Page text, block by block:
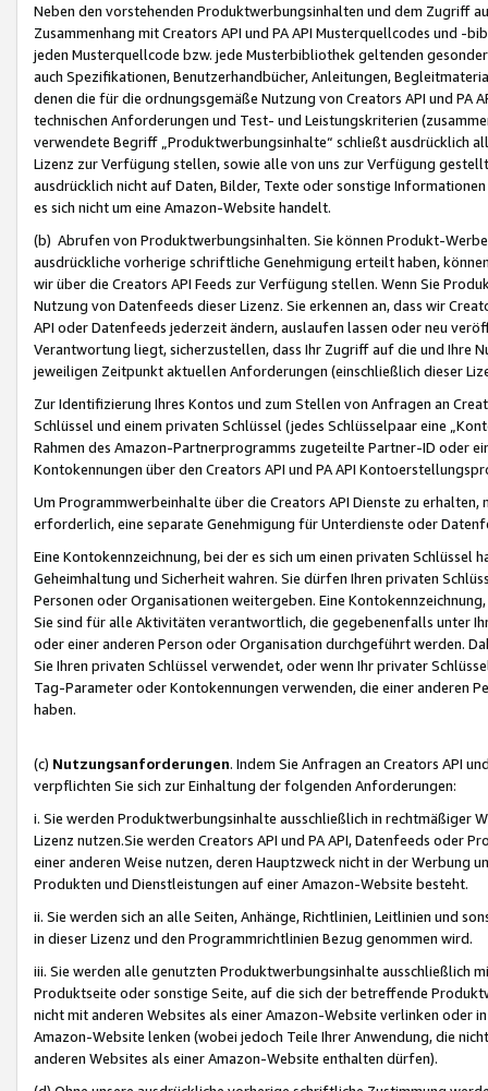
Neben den vorstehenden Produktwerbungsinhalten und dem Zugriff
Zusammenhang mit Creators API und PA API Musterquellcodes und
jeden Musterquellcode bzw. jede Musterbibliothek geltenden
auch Spezifikationen, Benutzerhandbücher, Anleitungen,
denen die für die ordnungsgemäße Nutzung von Creators API und PA
technischen Anforderungen und Test- und Leistungskriterien
verwendete Begriff „Produktwerbungsinhalte“ schließt ausdrücklich
Lizenz zur Verfügung stellen, sowie alle von uns zur Verfügung
ausdrücklich nicht auf Daten, Bilder, Texte oder sonstige
es sich nicht um eine Amazon-Website handelt.
(b) Abrufen von Produktwerbungsinhalten. Sie können Produkt-
ausdrückliche vorherige schriftliche Genehmigung erteilt haben,
wir über die Creators API Feeds zur Verfügung stellen. Wenn Sie
Nutzung von Datenfeeds dieser Lizenz. Sie erkennen an, dass wir
API oder Datenfeeds jederzeit ändern, auslaufen lassen oder neu
Verantwortung liegt, sicherzustellen, dass Ihr Zugriff auf die und Ihre
jeweiligen Zeitpunkt aktuellen Anforderungen (einschließlich dieser
Zur Identifizierung Ihres Kontos und zum Stellen von Anfragen an
Schlüssel und einem privaten Schlüssel (jedes Schlüsselpaar eine
Rahmen des Amazon-Partnerprogramms zugeteilte Partner-ID oder
Kontokennungen über den Creators API und PA API
Um Programmwerbeinhalte über die Creators API Dienste zu
erforderlich, eine separate Genehmigung für Unterdienste oder
Eine Kontokennzeichnung, bei der es sich um einen privaten
Geheimhaltung und Sicherheit wahren. Sie dürfen Ihren privaten
Personen oder Organisationen weitergeben. Eine
Sie sind für alle Aktivitäten verantwortlich, die gegebenenfalls unter
oder einer anderen Person oder Organisation durchgeführt werden.
Sie Ihren privaten Schlüssel verwendet, oder wenn Ihr privater
Tag-Parameter oder Kontokennungen verwenden, die einer anderen
haben.
(c) Nutzungsanforderungen. Indem Sie Anfragen an Creators API
verpflichten Sie sich zur Einhaltung der folgenden Anforderungen:
i. Sie werden Produktwerbungsinhalte ausschließlich in rechtmäßiger
Lizenz nutzen.Sie werden Creators API und PA API, Datenfeeds oder
einer anderen Weise nutzen, deren Hauptzweck nicht in der Werbung
Produkten und Dienstleistungen auf einer Amazon-Website besteht.
ii. Sie werden sich an alle Seiten, Anhänge, Richtlinien, Leitlinien und
in dieser Lizenz und den Programmrichtlinien Bezug genommen wird.
iii. Sie werden alle genutzten Produktwerbungsinhalte ausschließlich
Produktseite oder sonstige Seite, auf die sich der betreffende
nicht mit anderen Websites als einer Amazon-Website verlinken oder
Amazon-Website lenken (wobei jedoch Teile Ihrer Anwendung, die
anderen Websites als einer Amazon-Website enthalten dürfen).